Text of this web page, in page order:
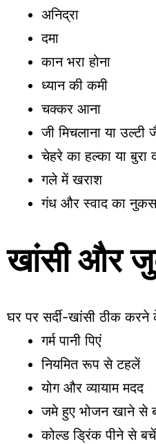
अनिद्रा
दमा
कान भरा होना
ध्यान की कमी
चक्कर आना
जी मिचलाना या उल्टी
चेहरे का हल्का या बुरा
गले में खराश
गंध और स्वाद का
खांसी और
घर पर सर्दी-खांसी ठीक
गर्म पानी पिएं
नियमित रूप से टहलें
योग और व्यायाम मदद
जमे हुए भोजन खाने से
कोल्ड ड्रिंक पीने से बचें